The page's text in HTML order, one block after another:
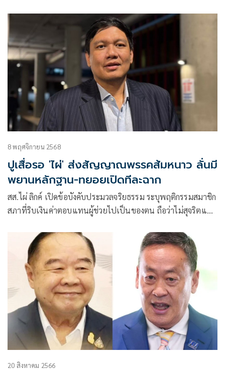
8 พฤศจิกายน 2568
ปูเสื่อรอ 'ไผ่' ส่งสัญญาณพรรคส้มหนาว ลั่นมี
พยานหลักฐาน-ทยอยเปิดทีละฉาก
สส.ไผ่ ลิกค์ เปิดข้อบังคับประมวลจริยธรรม ระบุพฤติกรรมสมาชิก
สภาที่ริบเงินค่าตอบแทนผู้ช่วยไปเป็นของตน ถือว่าไม่สุจริตและ
หลายกรณี” เตรียมทยอยเปิดโปงต่อเนื่อง
20 สิงหาคม 2566